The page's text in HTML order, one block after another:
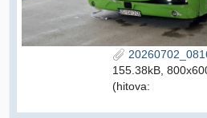
155.38kB,
(hitova: